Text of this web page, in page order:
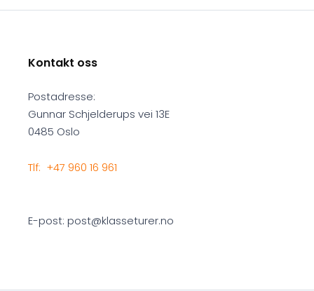
Kontakt oss
Postadresse:
Gunnar Schjelderups vei 13E
0485 Oslo
Tlf: +47 960 16 961
E-post: post@klasseturer.no